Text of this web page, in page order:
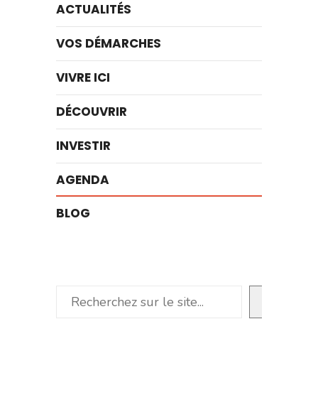
ACTUALITÉS
VOS DÉMARCHES
VIVRE ICI
DÉCOUVRIR
INVESTIR
AGENDA
BLOG
Rechercher